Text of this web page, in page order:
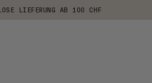
LIEFERUNG AB 100 CHF